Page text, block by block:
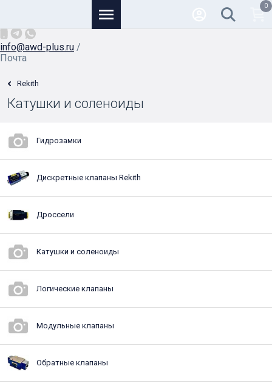
info@awd-plus.ru /
Почта
0
Rekith
Катушки и соленоиды
Гидрозамки
Дискретные клапаны Rekith
Дроссели
Катушки и соленоиды
Логические клапаны
Модульные клапаны
Обратные клапаны